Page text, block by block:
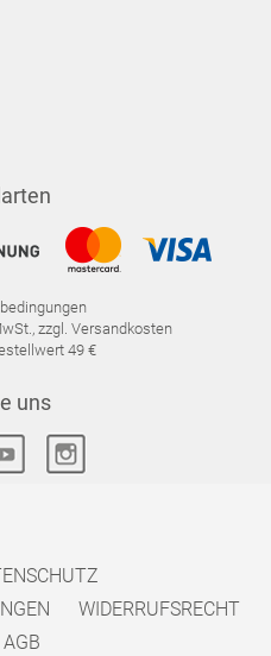
zzgl. Versandkosten
49 €
uns
WIDERRUFSRECHT
AGB